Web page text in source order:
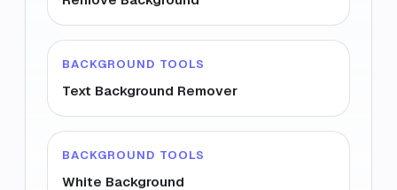
BACKGROUND TOOLS
Text Background Remover
BACKGROUND TOOLS
White Background